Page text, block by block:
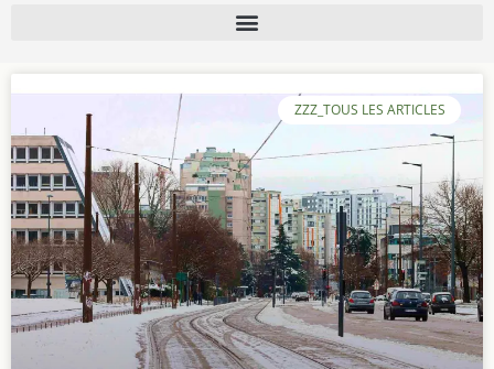
ZZZ_TOUS LES ARTICLES